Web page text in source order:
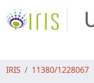
IRIS 11380/1228067